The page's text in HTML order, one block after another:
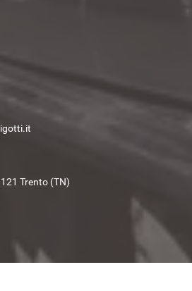
Trento (TN)